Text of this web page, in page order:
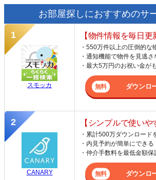
お部屋探しにおすすめのサ
スモッカ
【物件情報を毎日更
・550万件以上の圧倒的な
・通知機能で物件を見逃さ
・最大5万円のお祝い金が
ダウンロ
CANARY
【シンプルで使いや
・累計500万ダウンロード
・内見予約が簡単にできる
・仲介手数料を最低金額保
ダウンロ